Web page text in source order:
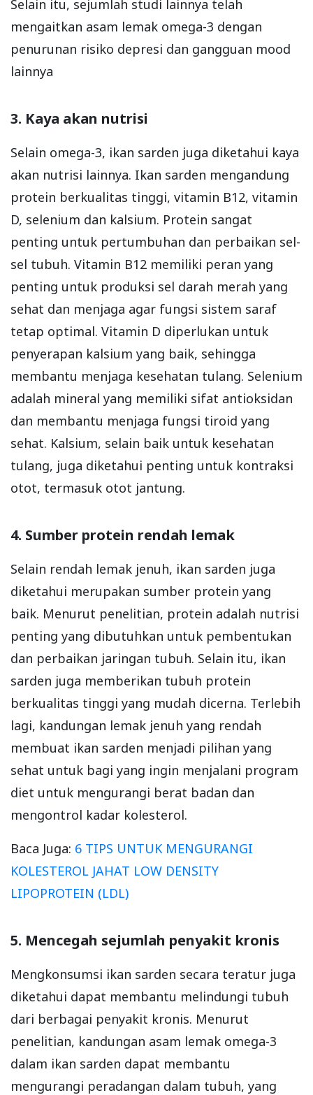
Selain itu, sejumlah studi lainnya telah
mengaitkan asam lemak omega-3 dengan
penurunan risiko depresi dan gangguan mood
lainnya
3. Kaya akan nutrisi
Selain omega-3, ikan sarden juga diketahui kaya
akan nutrisi lainnya. Ikan sarden mengandung
protein berkualitas tinggi, vitamin B12, vitamin
D, selenium dan kalsium. Protein sangat
penting untuk pertumbuhan dan perbaikan sel-
sel tubuh. Vitamin B12 memiliki peran yang
penting untuk produksi sel darah merah yang
sehat dan menjaga agar fungsi sistem saraf
tetap optimal. Vitamin D diperlukan untuk
penyerapan kalsium yang baik, sehingga
membantu menjaga kesehatan tulang. Selenium
adalah mineral yang memiliki sifat antioksidan
dan membantu menjaga fungsi tiroid yang
sehat. Kalsium, selain baik untuk kesehatan
tulang, juga diketahui penting untuk kontraksi
otot, termasuk otot jantung.
4. Sumber protein rendah lemak
Selain rendah lemak jenuh, ikan sarden juga
diketahui merupakan sumber protein yang
baik. Menurut penelitian, protein adalah nutrisi
penting yang dibutuhkan untuk pembentukan
dan perbaikan jaringan tubuh. Selain itu, ikan
sarden juga memberikan tubuh protein
berkualitas tinggi yang mudah dicerna. Terlebih
lagi, kandungan lemak jenuh yang rendah
membuat ikan sarden menjadi pilihan yang
sehat untuk bagi yang ingin menjalani program
diet untuk mengurangi berat badan dan
mengontrol kadar kolesterol.
Baca Juga: 6 TIPS UNTUK MENGURANGI
KOLESTEROL JAHAT LOW DENSITY
LIPOPROTEIN (LDL)
5. Mencegah sejumlah penyakit kronis
Mengkonsumsi ikan sarden secara teratur juga
diketahui dapat membantu melindungi tubuh
dari berbagai penyakit kronis. Menurut
penelitian, kandungan asam lemak omega-3
dalam ikan sarden dapat membantu
mengurangi peradangan dalam tubuh, yang